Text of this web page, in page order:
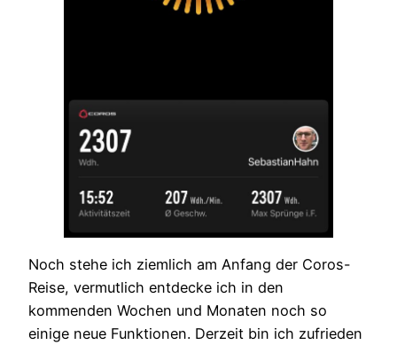
Noch stehe ich ziemlich am Anfang der Coros-
Reise, vermutlich entdecke ich in den
kommenden Wochen und Monaten noch so
einige neue Funktionen. Derzeit bin ich zufrieden